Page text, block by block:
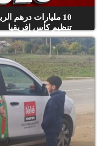
10 مليارات درهم
تنظيم كأس إفريقيا